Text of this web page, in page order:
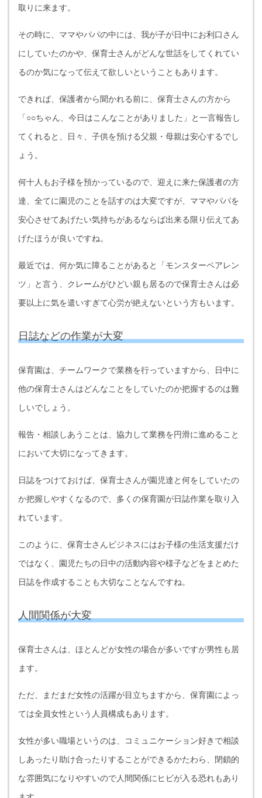
取りに来ます。
その時に、ママやパパの中には、我が子が日中にお利口さん
にしていたのかや、保育士さんがどんな世話をしてくれてい
るのか気になって伝えて欲しいということもあります。
できれば、保護者から聞かれる前に、保育士さんの方から
「○○ちゃん、今日はこんなことがありました」と一言報告し
てくれると、日々、子供を預ける父親・母親は安心するでし
ょう。
何十人もお子様を預かっているので、迎えに来た保護者の方
達、全てに園児のことを話すのは大変ですが、ママやパパを
安心させてあげたい気持ちがあるならば出来る限り伝えてあ
げたほうが良いですね。
最近では、何か気に障ることがあると「モンスターペアレン
ツ」と言う、クレームがひどい親も居るので保育士さんは必
要以上に気を遣いすぎて心労が絶えないという方もいます。
日誌などの作業が大変
保育園は、チームワークで業務を行っていますから、日中に
他の保育士さんはどんなことをしていたのか把握するのは難
しいでしょう。
報告・相談しあうことは、協力して業務を円滑に進めること
において大切になってきます。
日誌をつけておけば、保育士さんが園児達と何をしていたの
か把握しやすくなるので、多くの保育園が日誌作業を取り入
れています。
このように、保育士さんビジネスにはお子様の生活支援だけ
ではなく、園児たちの日中の活動内容や様子などをまとめた
日誌を作成することも大切なことなんですね。
人間関係が大変
保育士さんは、ほとんどが女性の場合が多いですが男性も居
ます。
ただ、まだまだ女性の活躍が目立ちますから、保育園によっ
ては全員女性という人員構成もあります。
女性が多い職場というのは、コミュニケーション好きで相談
しあったり助け合ったりすることができるかたわら、閉鎖的
な雰囲気になりやすいので人間関係にヒビが入る恐れもあり